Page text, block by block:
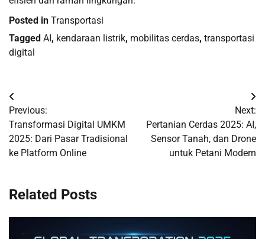
Posted in Transportasi
Tagged AI , kendaraan listrik, mobilitas cerdas, transportasi
digital
Post
navigation
Previous:
Transformasi Digital UMKM
2025: Dari Pasar Tradisional
ke Platform Online
Next:
Pertanian Cerdas 2025: AI,
Sensor Tanah, dan Drone
untuk Petani Modern
Related Posts